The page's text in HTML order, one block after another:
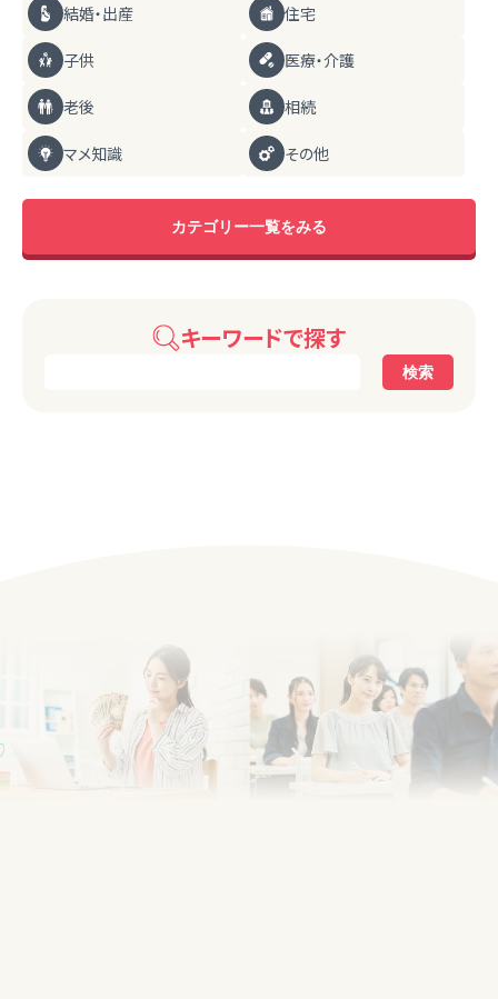
結婚・出産 住宅
子供 医療・介護
老後 相続
マメ知識 その他
カテゴリー一覧をみる
キーワードで探す
検索